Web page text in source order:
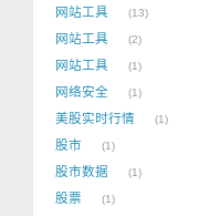
网站工具 13
网站工具 2
网站工具 1
网络安全 1
美股实时行情 1
股市 1
股市数据 1
股票 1